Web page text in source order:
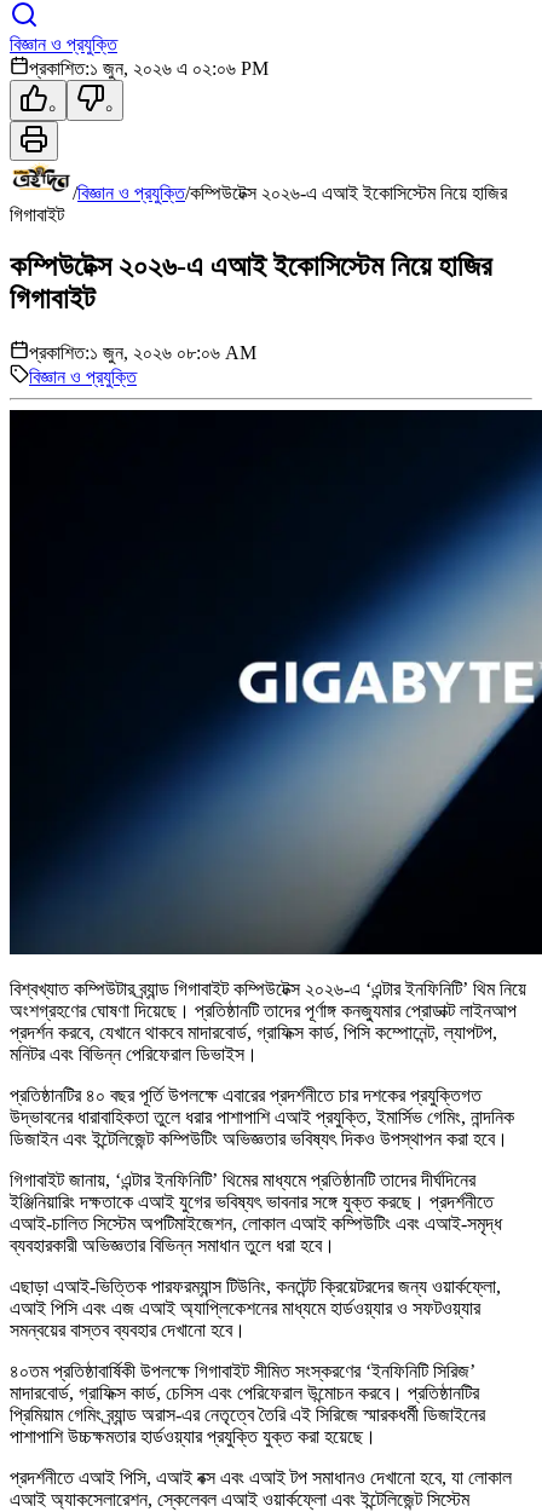
বিজ্ঞান ও প্রযুক্তি
প্রকাশিত:১ জুন, ২০২৬ এ ০২:০৬ PM
০ ০
/বিজ্ঞান ও প্রযুক্তি/কম্পিউটেক্স ২০২৬-এ এআই ইকোসিস্টেম নিয়ে হাজির
গিগাবাইট
কম্পিউটেক্স ২০২৬-এ এআই ইকোসিস্টেম নিয়ে হাজির
গিগাবাইট
প্রকাশিত:১ জুন, ২০২৬ ০৮:০৬ AM
বিজ্ঞান ও প্রযুক্তি
বিশ্বখ্যাত কম্পিউটার ব্র্যান্ড গিগাবাইট কম্পিউটেক্স ২০২৬-এ ‘এন্টার ইনফিনিটি’ থিম নিয়ে
অংশগ্রহণের ঘোষণা দিয়েছে। প্রতিষ্ঠানটি তাদের পূর্ণাঙ্গ কনজ্যুমার প্রোডাক্ট লাইনআপ
প্রদর্শন করবে, যেখানে থাকবে মাদারবোর্ড, গ্রাফিক্স কার্ড, পিসি কম্পোনেন্ট, ল্যাপটপ,
মনিটর এবং বিভিন্ন পেরিফেরাল ডিভাইস।
প্রতিষ্ঠানটির ৪০ বছর পূর্তি উপলক্ষে এবারের প্রদর্শনীতে চার দশকের প্রযুক্তিগত
উদ্ভাবনের ধারাবাহিকতা তুলে ধরার পাশাপাশি এআই প্রযুক্তি, ইমার্সিভ গেমিং, নান্দনিক
ডিজাইন এবং ইন্টেলিজেন্ট কম্পিউটিং অভিজ্ঞতার ভবিষ্যৎ দিকও উপস্থাপন করা হবে।
গিগাবাইট জানায়, ‘এন্টার ইনফিনিটি’ থিমের মাধ্যমে প্রতিষ্ঠানটি তাদের দীর্ঘদিনের
ইঞ্জিনিয়ারিং দক্ষতাকে এআই যুগের ভবিষ্যৎ ভাবনার সঙ্গে যুক্ত করছে। প্রদর্শনীতে
এআই-চালিত সিস্টেম অপটিমাইজেশন, লোকাল এআই কম্পিউটিং এবং এআই-সমৃদ্ধ
ব্যবহারকারী অভিজ্ঞতার বিভিন্ন সমাধান তুলে ধরা হবে।
এছাড়া এআই-ভিত্তিক পারফরম্যান্স টিউনিং, কনটেন্ট ক্রিয়েটরদের জন্য ওয়ার্কফ্লো,
এআই পিসি এবং এজ এআই অ্যাপ্লিকেশনের মাধ্যমে হার্ডওয়্যার ও সফটওয়্যার
সমন্বয়ের বাস্তব ব্যবহার দেখানো হবে।
৪০তম প্রতিষ্ঠাবার্ষিকী উপলক্ষে গিগাবাইট সীমিত সংস্করণের ‘ইনফিনিটি সিরিজ’
মাদারবোর্ড, গ্রাফিক্স কার্ড, চেসিস এবং পেরিফেরাল উন্মোচন করবে। প্রতিষ্ঠানটির
প্রিমিয়াম গেমিং ব্র্যান্ড অরাস-এর নেতৃত্বে তৈরি এই সিরিজে স্মারকধর্মী ডিজাইনের
পাশাপাশি উচ্চক্ষমতার হার্ডওয়্যার প্রযুক্তি যুক্ত করা হয়েছে।
প্রদর্শনীতে এআই পিসি, এআই বক্স এবং এআই টপ সমাধানও দেখানো হবে, যা লোকাল
এআই অ্যাকসেলারেশন, স্কেলেবল এআই ওয়ার্কফ্লো এবং ইন্টেলিজেন্ট সিস্টেম